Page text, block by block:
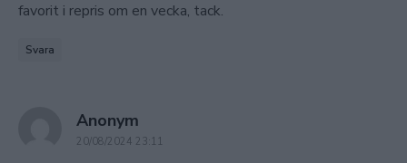
favorit i repris om en vecka, tack.
Svara
Anonym
20/08/2024 23:11